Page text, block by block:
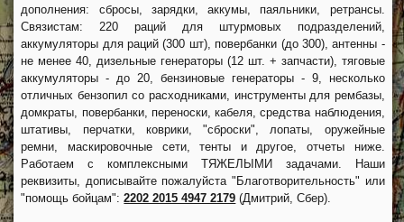
дополнения: сбросы, зарядки, аккумы, паяльники, ретрансы.
Связистам: 220 раций для штурмовых подразделений,
аккумуляторы для раций (300 шт), повербанки (до 300), антенны -
не менее 40, дизельные генераторы (12 шт. + запчасти), тяговые
аккумуляторы - до 20, бензиновые генераторы - 9, несколько
отличных бензопил со расходниками, инструменты для рембазы,
домкраты, повербанки, переноски, кабеля, средства наблюдения,
штативы, перчатки, коврики, "сброски", лопаты, оружейные
ремни, маскировочные сети, тенты и другое, отчеты ниже.
Работаем с комплексными ТЯЖЕЛЫМИ задачами. Наши
реквизиты, дописывайте пожалуйста "Благотворительность" или
"помощь бойцам":2202 2015 4947 2179 (Дмитрий, Сбер).